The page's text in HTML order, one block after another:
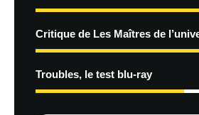
Critique de Les Maîtres de
Troubles, le test blu-ray